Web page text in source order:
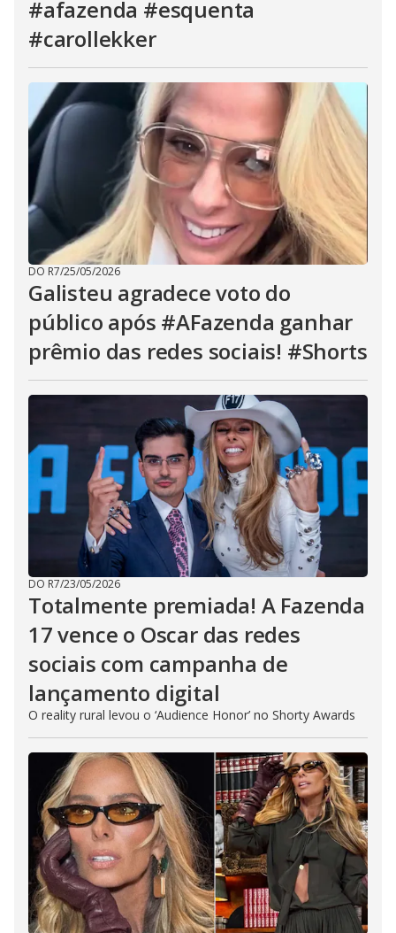
#afazenda #esquenta
#carollekker
DO R7/25/05/2026
Galisteu agradece voto do
público após #AFazenda ganhar
prêmio das redes sociais! #Shorts
DO R7/23/05/2026
Totalmente premiada! A Fazenda
17 vence o Oscar das redes
sociais com campanha de
lançamento digital
O reality rural levou o ‘Audience Honor’ no Shorty Awards